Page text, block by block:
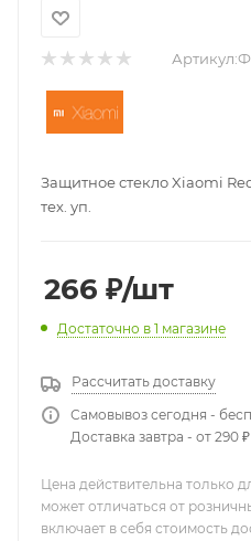
Артикул:
Защитное стекло Xiaomi
тех. уп.
266 ₽/шт
Достаточно в 1 магазине
Рассчитать доставку
Самовывоз сегодня -
Доставка завтра - от 290 ₽
Цена действительна только
может отличаться от
включает в себя стоимость